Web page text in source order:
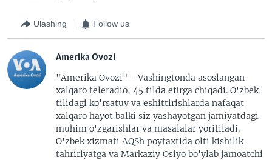
Ulashing Follow us
Amerika Ovozi
"Amerika Ovozi" - Vashingtonda asoslangan
xalqaro teleradio, 45 tilda efirga chiqadi. O'zbek
tilidagi ko'rsatuv va eshittirishlarda nafaqat
xalqaro hayot balki siz yashayotgan jamiyatdagi
muhim o'zgarishlar va masalalar yoritiladi.
O'zbek xizmati AQSh poytaxtida olti kishilik
tahririyatga va Markaziy Osiyo bo'ylab jamoatchi